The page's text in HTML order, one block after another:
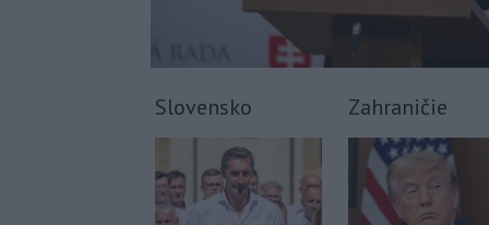
Slovensko Zahraničie